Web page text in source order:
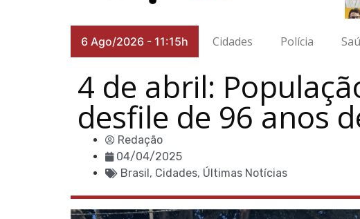
6 Ago/2026 - 11:15h Cidades Polícia
4 de abril:
desfile de 96 anos
Redação
04/04/2025
Brasil, Cidades, Últimas Notícias